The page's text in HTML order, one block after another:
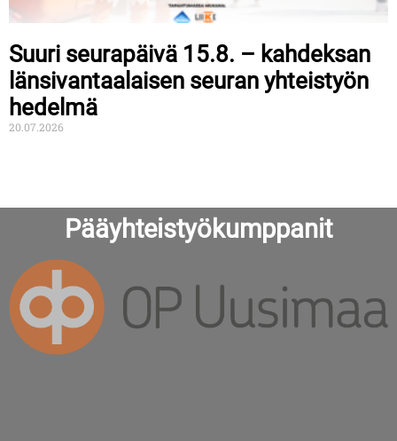
Suuri seurapäivä 15.8. – kahdeksan
länsivantaalaisen seuran yhteistyön
hedelmä
20.07.2026
Pääyhteistyökumppanit